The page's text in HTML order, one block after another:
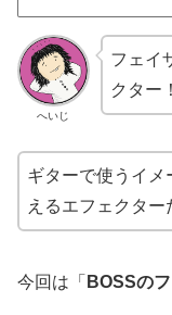
へいじ
フェイ
クター！
ギターで使うイメ
えるエフェクタ
今回は「 BOSSの